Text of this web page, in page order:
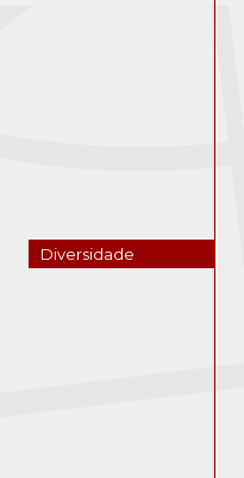
Diversidade